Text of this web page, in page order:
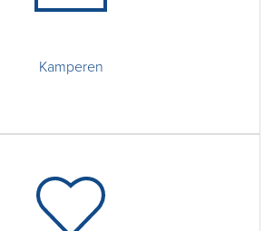
Kamperen